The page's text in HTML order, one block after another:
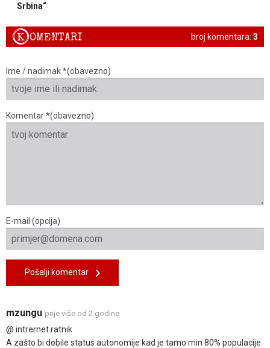
Srbina“
broj komentara: 3
KOMENTARI
Ime / nadimak *(obavezno)
Komentar *(obavezno)
E-mail (opcija)
Pošalji komentar
mzungu prije više od 2 godine
@ intrernet ratnik
A zašto bi dobile status autonomije kad je tamo min 80% populacije